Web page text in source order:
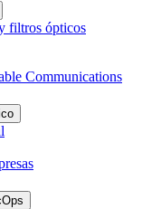
filtros ópticos
Communications